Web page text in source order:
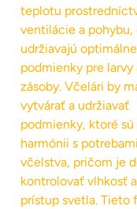
teplotu
ventilácie a pohybu,
udržiavajú optimálne
podmienky pre larvy
zásoby. Včelári by
vytvárať a udržiavať
podmienky, ktoré sú
harmónii s potrebami
včelstva, pričom je
kontrolovať vlhkosť a
prístup svetla. Tieto